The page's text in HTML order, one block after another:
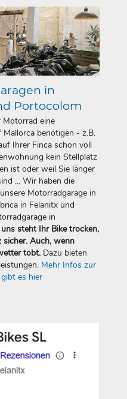
in
Portocolom
eine
benötigen - z.B.
Ihrer Finca schon voll
kein Stellplatz
ist oder weil Sie länger
... Wir haben die
Motorradgarage in
in Felanitx und
in
uns steht Ihr Bike trocken,
sicher. Auch, wenn
tobt. Dazu bieten
Mehr Infos zur
es hier